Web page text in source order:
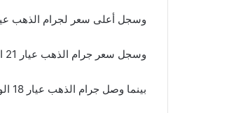
وسجل أعلى سعر لجرام الذهب عيار 24 الأعلى قيمة وفئة بين أعيرة الذهب دون مصنعية نحو 984
وسجل سعر جرام الذهب عيار 21 الأشهر تداولا بين أعيرة الذهب دون مصنعية نحو 861 جنيها .
بينما وصل جرام الذهب عيار 18 الوسطي بين أعيرة الذهب نحو738 جنيها.